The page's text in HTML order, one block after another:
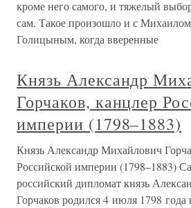
кроме него самого, и тяжелый
сам. Такое произошло и с
Голицыным, когда вверенные
Князь Александр
Горчаков, канцлер
империи (1798–1883)
Князь Александр Михайлович
Российской империи (1798–1883)
российский дипломат князь
Горчаков родился 4 июля 1798 года